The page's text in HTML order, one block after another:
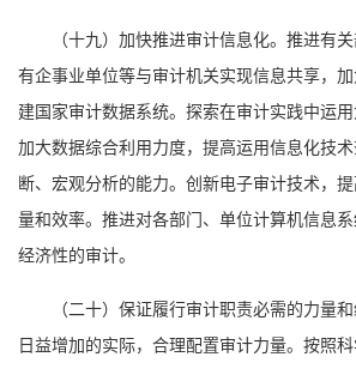
（十九）加快推进审计信息化。推进有
有企事业单位等与审计机关实现信息共享，
建国家审计数据系统。探索在审计实践中运用
加大数据综合利用力度，提高运用信息化技术
断、宏观分析的能力。创新电子审计技术，
量和效率。推进对各部门、单位计算机信息
经济性的审计。
（二十）保证履行审计职责必需的力量
日益增加的实际，合理配置审计力量。按照